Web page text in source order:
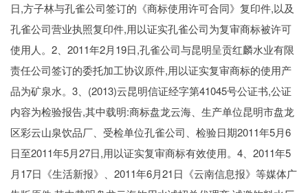
日,方子林与孔雀公司签订的《商标使用许可合同》复印件,以及
孔雀公司营业执照复印件,用以证实孔雀公司为复审商标被许可
使用人。2、2011年2月19日,孔雀公司与昆明呈贡红麟水业有限
责任公司签订的委托加工协议原件,用以证实复审商标的使用产
品为矿泉水。3、(2013)云昆明信证经字第41045号公证书,公证
内容为检验报告,其中载明:商标盘龙云海、生产单位昆明市盘龙
区彩云山泉饮品厂、受检单位孔雀公司、检验日期2011年5月6
日至2011年5月27日,用以证实复审商标有效使用。4、2011年5
月17日《生活新报》、2011年6月21日《云南信息报》等媒体广